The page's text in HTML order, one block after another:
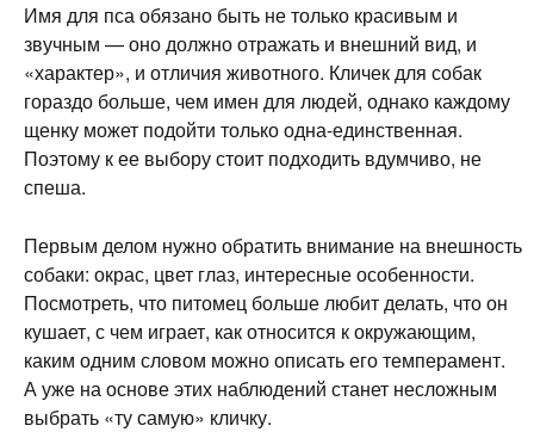
Имя для пса обязано быть не только красивым и
звучным — оно должно отражать и внешний вид, и
«характер», и отличия животного. Кличек для собак
гораздо больше, чем имен для людей, однако каждому
щенку может подойти только одна-единственная.
Поэтому к ее выбору стоит подходить вдумчиво, не
спеша.
Первым делом нужно обратить внимание на внешность
собаки: окрас, цвет глаз, интересные особенности.
Посмотреть, что питомец больше любит делать, что он
кушает, с чем играет, как относится к окружающим,
каким одним словом можно описать его темперамент.
А уже на основе этих наблюдений станет несложным
выбрать «ту самую» кличку.